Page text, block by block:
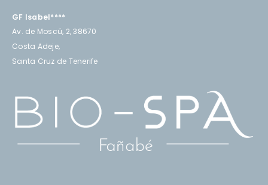
GF Isabel****
Av. de Moscú, 2, 38670
Costa Adeje,
Santa Cruz de Tenerife